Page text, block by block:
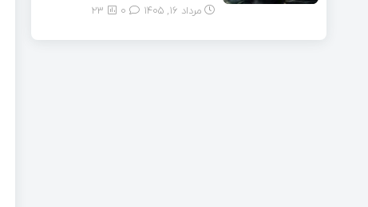
مرداد ۱۶, ۱۴۰۵ 23